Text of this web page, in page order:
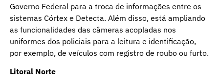
Governo Federal para a troca de informações entre os
sistemas Córtex e Detecta. Além disso, está ampliando
as funcionalidades das câmeras acopladas nos
uniformes dos policiais para a leitura e identificação,
por exemplo, de veículos com registro de roubo ou furto.
Litoral Norte